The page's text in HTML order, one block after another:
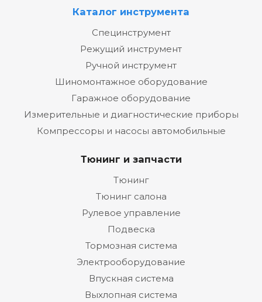
Каталог инструмента
Специнструмент
Режущий инструмент
Ручной инструмент
Шиномонтажное оборудование
Гаражное оборудование
Измерительные и диагностические приборы
Компрессоры и насосы автомобильные
Тюнинг и запчасти
Тюнинг
Тюнинг салона
Рулевое управление
Подвеска
Тормозная система
Электрооборудование
Впускная система
Выхлопная система